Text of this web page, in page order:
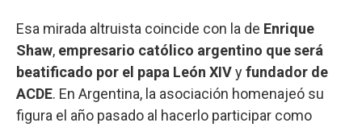
Esa mirada altruista coincide con la de Enrique
Shaw, empresario católico argentino que será
beatificado por el papa León XIVyfundador de
ACDE. En Argentina, la asociación homenajeó su
figura el año pasado al hacerlo participar como